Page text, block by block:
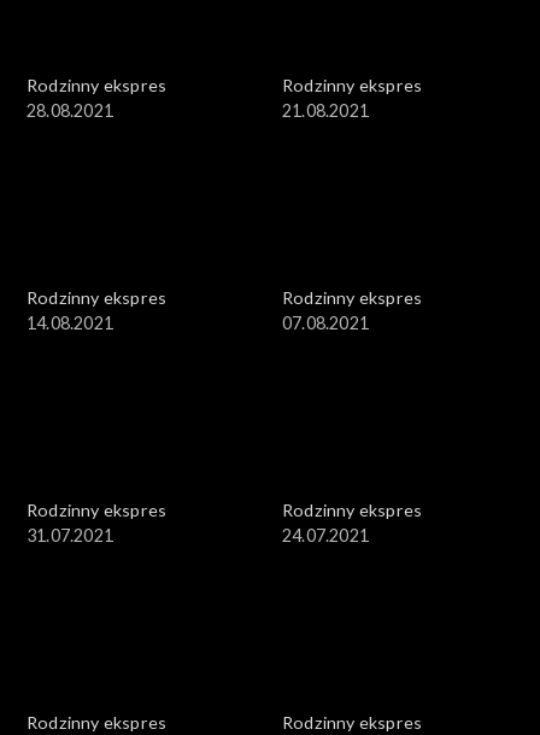
Rodzinny ekspres
28.08.2021
Rodzinny ekspres
21.08.2021
Rodzinny ekspres
14.08.2021
Rodzinny ekspres
07.08.2021
Rodzinny ekspres
31.07.2021
Rodzinny ekspres
24.07.2021
Rodzinny ekspres
Rodzinny ekspres